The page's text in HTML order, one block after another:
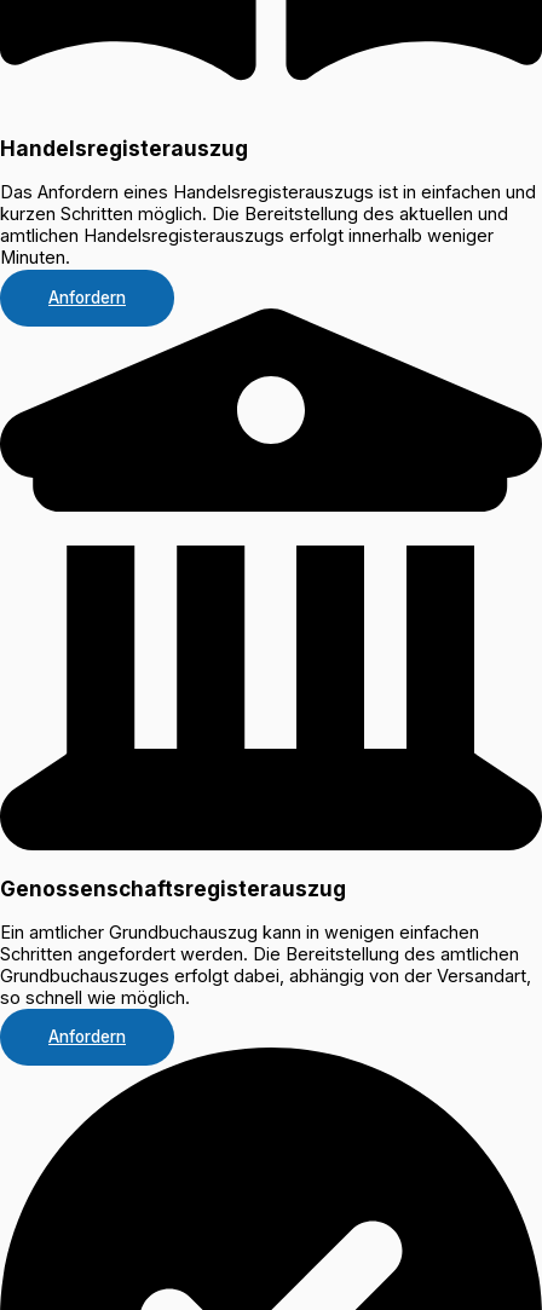
Handelsregisterauszug
Das Anfordern eines Handelsregisterauszugs ist in einfachen und
kurzen Schritten möglich. Die Bereitstellung des aktuellen und
amtlichen Handelsregisterauszugs erfolgt innerhalb weniger
Minuten.
Anfordern
Genossenschaftsregisterauszug
Ein amtlicher Grundbuchauszug kann in wenigen einfachen
Schritten angefordert werden. Die Bereitstellung des amtlichen
Grundbuchauszuges erfolgt dabei, abhängig von der Versandart,
so schnell wie möglich.
Anfordern